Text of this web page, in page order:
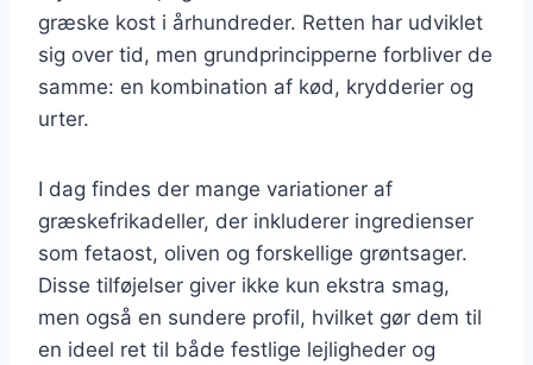
græske kost i århundreder. Retten har udviklet
sig over tid, men grundprincipperne forbliver de
samme: en kombination af kød, krydderier og
urter.
I dag findes der mange variationer af
græskefrikadeller, der inkluderer ingredienser
som fetaost, oliven og forskellige grøntsager.
Disse tilføjelser giver ikke kun ekstra smag,
men også en sundere profil, hvilket gør dem til
en ideel ret til både festlige lejligheder og